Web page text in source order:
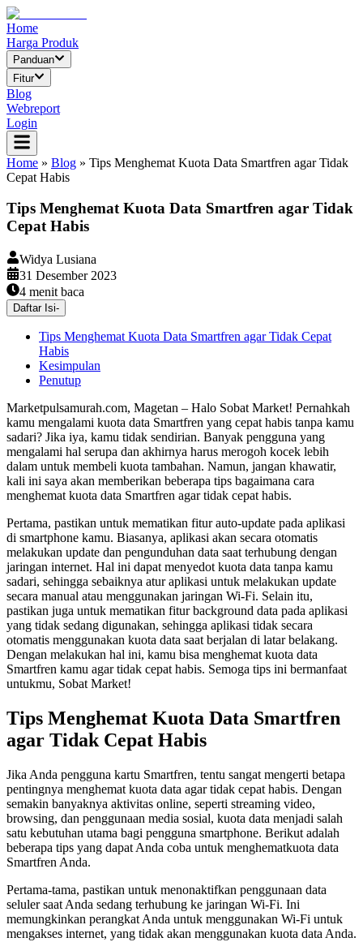
Home
Harga Produk
Panduan
Fitur
Blog
Webreport
Login
Home » Blog » Tips Menghemat Kuota Data Smartfren agar Tidak
Cepat Habis
Tips Menghemat Kuota Data Smartfren agar Tidak
Cepat Habis
Widya Lusiana
31 Desember 2023
4 menit baca
Daftar Isi-
Tips Menghemat Kuota Data Smartfren agar Tidak Cepat
Habis
Kesimpulan
Penutup
Marketpulsamurah.com, Magetan – Halo Sobat Market! Pernahkah
kamu mengalami kuota data Smartfren yang cepat habis tanpa kamu
sadari? Jika iya, kamu tidak sendirian. Banyak pengguna yang
mengalami hal serupa dan akhirnya harus merogoh kocek lebih
dalam untuk membeli kuota tambahan. Namun, jangan khawatir,
kali ini saya akan memberikan beberapa tips bagaimana cara
menghemat kuota data Smartfren agar tidak cepat habis.
Pertama, pastikan untuk mematikan fitur auto-update pada aplikasi
di smartphone kamu. Biasanya, aplikasi akan secara otomatis
melakukan update dan pengunduhan data saat terhubung dengan
jaringan internet. Hal ini dapat menyedot kuota data tanpa kamu
sadari, sehingga sebaiknya atur aplikasi untuk melakukan update
secara manual atau menggunakan jaringan Wi-Fi. Selain itu,
pastikan juga untuk mematikan fitur background data pada aplikasi
yang tidak sedang digunakan, sehingga aplikasi tidak secara
otomatis menggunakan kuota data saat berjalan di latar belakang.
Dengan melakukan hal ini, kamu bisa menghemat kuota data
Smartfren kamu agar tidak cepat habis. Semoga tips ini bermanfaat
untukmu, Sobat Market!
Tips Menghemat Kuota Data Smartfren
agar Tidak Cepat Habis
Jika Anda pengguna kartu Smartfren, tentu sangat mengerti betapa
pentingnya menghemat kuota data agar tidak cepat habis. Dengan
semakin banyaknya aktivitas online, seperti streaming video,
browsing, dan penggunaan media sosial, kuota data menjadi salah
satu kebutuhan utama bagi pengguna smartphone. Berikut adalah
beberapa tips yang dapat Anda coba untuk menghematkuota data
Smartfren Anda.
Pertama-tama, pastikan untuk menonaktifkan penggunaan data
seluler saat Anda sedang terhubung ke jaringan Wi-Fi. Ini
memungkinkan perangkat Anda untuk menggunakan Wi-Fi untuk
mengakses internet, yang tidak akan menggunakan kuota data Anda.